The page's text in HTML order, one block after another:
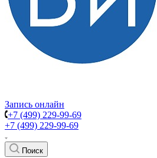
Запись онлайн
+7 (499) 229-99-69
+7 (499) 229-99-69
Поиск